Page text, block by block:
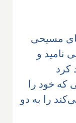
مسیحی
نامید و
کرد
که خود را
را به دو